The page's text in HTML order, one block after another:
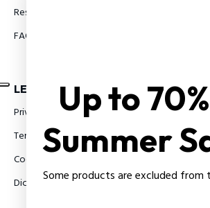
Restituzioni e Rimborsi
FAQ
LEGAL INFO
Privacy Policy
Termini e condizioni
Cookie Policy
Dichiarazione di accessibilità
Up to
Summer
Some products are excluded